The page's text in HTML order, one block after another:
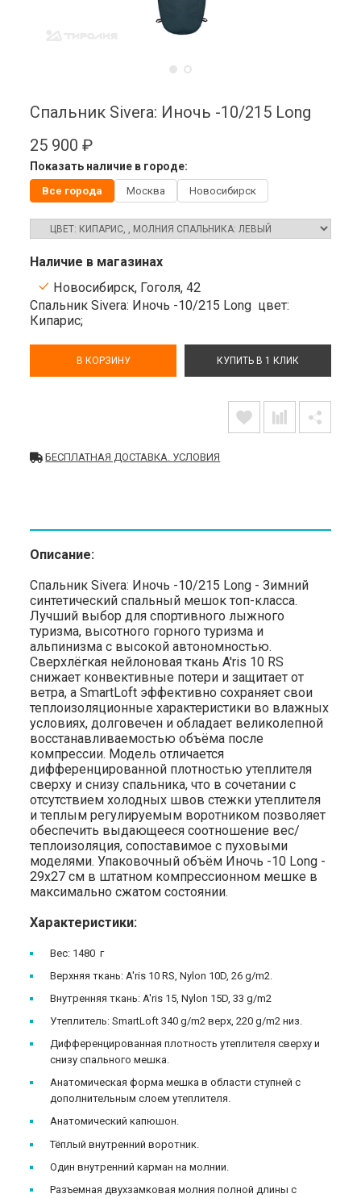
Спальник Sivera: Иночь -10/215 Long
25 900 ₽
Показать наличие в городе:
Все города Москва Новосибирск
Наличие в магазинах
Новосибирск, Гоголя, 42
Спальник Sivera: Иночь -10/215 Long цвет:
Кипарис;
В КОРЗИНУ КУПИТЬ В 1 КЛИК
БЕСПЛАТНАЯ ДОСТАВКА. УСЛОВИЯ
Описание:
Спальник Sivera: Иночь -10/215 Long - Зимний
синтетический спальный мешок топ-класса.
Лучший выбор для спортивного лыжного
туризма, высотного горного туризма и
альпинизма с высокой автономностью.
Сверхлёгкая нейлоновая ткань A'ris 10 RS
снижает конвективные потери и защитает от
ветра, а SmartLoft эффективно сохраняет свои
теплоизоляционные характеристики во влажных
условиях, долговечен и обладает великолепной
восстанавливаемостью объёма после
компрессии. Модель отличается
дифференцированной плотностью утеплителя
сверху и снизу спальника, что в сочетании с
отсутствием холодных швов стежки утеплителя
и теплым регулируемым воротником позволяет
обеспечить выдающееся соотношение вес/
теплоизоляция, сопоставимое с пуховыми
моделями. Упаковочный объём Иночь -10 Long -
29x27 см в штатном компрессионном мешке в
максимально сжатом состоянии.
Характеристики:
Вес: 1480 г
Верхняя ткань: A'ris 10 RS, Nylon 10D, 26 g/m2.
Внутренняя ткань: A'ris 15, Nylon 15D, 33 g/m2
Утеплитель: SmartLoft 340 g/m2 верх, 220 g/m2 низ.
Дифференцированная плотность утеплителя сверху и
снизу спального мешка.
Анатомическая форма мешка в области ступней с
дополнительным слоем утеплителя.
Анатомический капюшон.
Тёплый внутренний воротник.
Один внутренний карман на молнии.
Разъемная двухзамковая молния полной длины с